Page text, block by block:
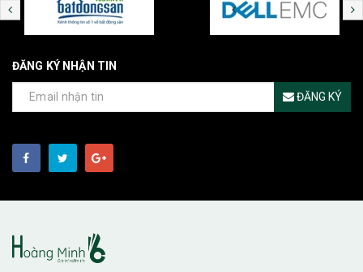
ĐĂNG KÝ NHẬN TIN
ĐĂNG KÝ